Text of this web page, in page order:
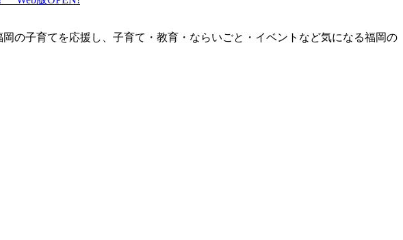
の子育てを応援し、子育て・教育・ならいごと・イベントなど気になる福岡の